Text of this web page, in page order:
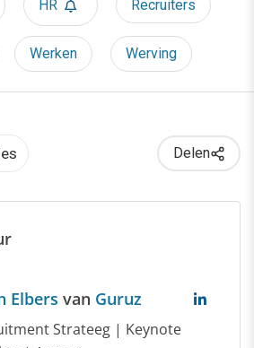
HR Recruiters
Werken Werving
Delen
Elbers van Guruz
Strateeg | Keynote